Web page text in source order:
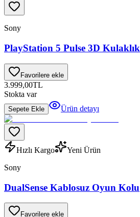
Sony
PlayStation 5 Pulse 3D Kulaklık
Favorilere ekle
3.999,00TL
Stokta var
Sepete Ekle Ürün detayı
Hızlı Kargo
Yeni Ürün
Sony
DualSense Kablosuz Oyun Kolu
Favorilere ekle